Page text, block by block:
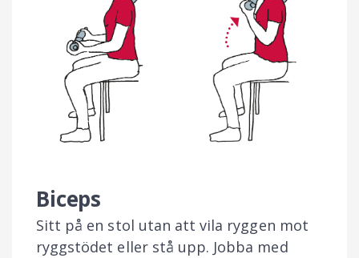
Biceps
Sitt på en stol utan att vila ryggen mot
ryggstödet eller stå upp. Jobba med